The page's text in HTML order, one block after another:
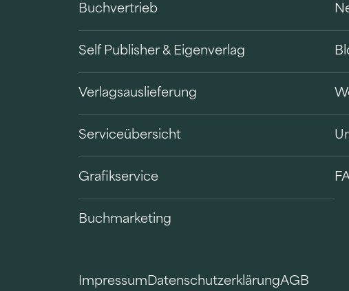
Buchvertrieb
Self Publisher & Eigenverlag
Verlagsauslieferung
Serviceübersicht
Grafikservice
Buchmarketing
ImpressumDatenschutzerklärungAGB